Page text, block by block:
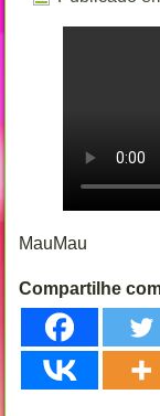
MauMau
Compartilhe